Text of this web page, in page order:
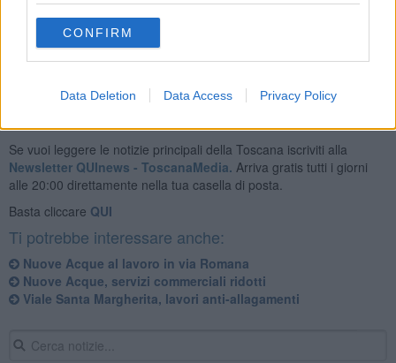
CONFIRM
Data Deletion Data Access Privacy Policy
Al termine dei lavori, ripristinando il servizio, potranno verificarsi
momentanei fenomeni di torbidità.
Se vuoi leggere le notizie principali della Toscana iscriviti alla
Newsletter QUInews - ToscanaMedia. Arriva gratis tutti i giorni
alle 20:00 direttamente nella tua casella di posta.
Basta cliccare QUI
Ti potrebbe interessare anche:
Nuove Acque al lavoro in via Romana
Nuove Acque, servizi commerciali ridotti
Viale Santa Margherita, lavori anti-allagamenti